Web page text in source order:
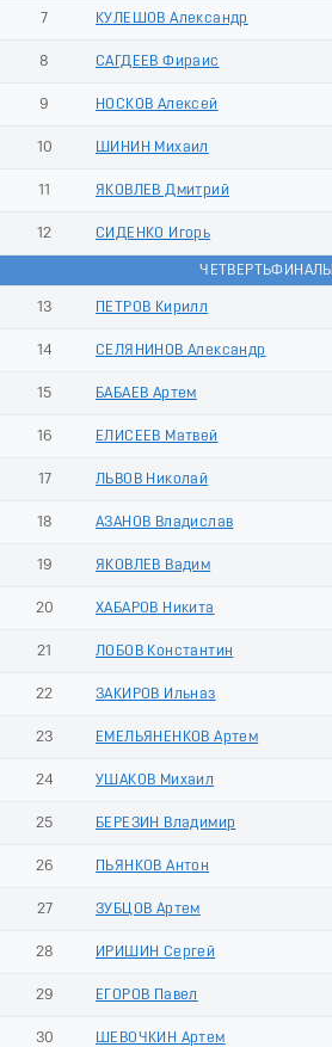
7 КУЛЕШОВ Александр
8 САГДЕЕВ Фираис
9 НОСКОВ Алексей
10 ШИНИН Михаил
11 ЯКОВЛЕВ Дмитрий
12 СИДЕНКО Игорь
ЧЕТВЕРТЬФИНАЛЫ
13 ПЕТРОВ Кирилл
14 СЕЛЯНИНОВ Александр
15 БАБАЕВ Артем
16 ЕЛИСЕЕВ Матвей
17 ЛЬВОВ Николай
18 АЗАНОВ Владислав
19 ЯКОВЛЕВ Вадим
20 ХАБАРОВ Никита
21 ЛОБОВ Константин
22 ЗАКИРОВ Ильназ
23 ЕМЕЛЬЯНЕНКОВ Артем
24 УШАКОВ Михаил
25 БЕРЕЗИН Владимир
26 ПЬЯНКОВ Антон
27 ЗУБЦОВ Артем
28 ИРИШИН Сергей
29 ЕГОРОВ Павел
30 ШЕВОЧКИН Артем